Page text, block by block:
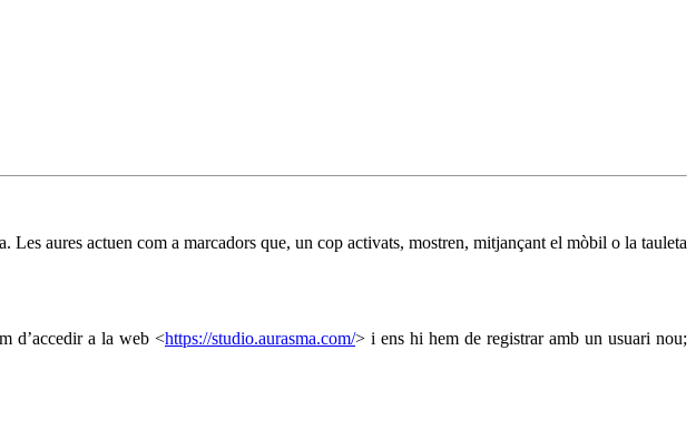
aures actuen com a marcadors que, un cop activats, mostren, mitjançant el mòbil o la tauleta
d’accedir a la web <https://studio.aurasma.com/> i ens hi hem de registrar amb un usuari nou;